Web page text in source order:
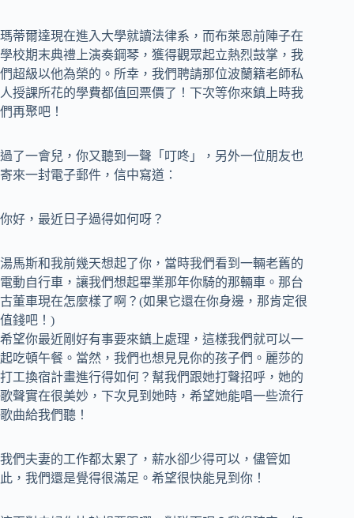
瑪蒂爾達現在進入大學就讀法律系，而布萊恩前陣子在
學校期末典禮上演奏鋼琴，獲得觀眾起立熱烈鼓掌，我
們超級以他為榮的。所幸，我們聘請那位波蘭籍老師私
人授課所花的學費都值回票價了！下次等你來鎮上時我
們再聚吧！
過了一會兒，你又聽到一聲「叮咚」，另外一位朋友也
寄來一封電子郵件，信中寫道：
你好，最近日子過得如何呀？
湯馬斯和我前幾天想起了你，當時我們看到一輛老舊的
電動自行車，讓我們想起畢業那年你騎的那輛車。那台
古董車現在怎麼樣了啊？(如果它還在你身邊，那肯定很
值錢吧！)
希望你最近剛好有事要來鎮上處理，這樣我們就可以一
起吃頓午餐。當然，我們也想見見你的孩子們。麗莎的
打工換宿計畫進行得如何？幫我們跟她打聲招呼，她的
歌聲實在很美妙，下次見到她時，希望她能唱一些流行
歌曲給我們聽！
我們夫妻的工作都太累了，薪水卻少得可以，儘管如
此，我們還是覺得很滿足。希望很快能見到你！